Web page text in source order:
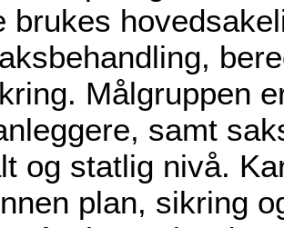
brukes
Målgruppen
samt
og statlig nivå.
plan, sikring